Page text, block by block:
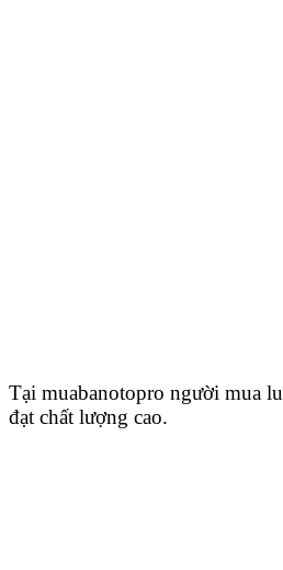
Tại muabanotopro người mua
đạt chất lượng cao.